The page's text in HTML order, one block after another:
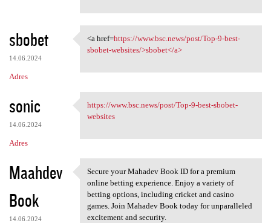
sbobet
14.06.2024
Adres
<a href=https://www.bsc.news
<a href=https://www.bsc.news/post/Top-9-best-
sbobet-websites/>sbobet</a>
sonic
14.06.2024
Adres
https://www.bsc.news/post/Top
https://www.bsc.news/post/Top-9-best-sbobet-
websites
Maahdev
Book
14.06.2024
Secure your Mahadev Book ID
Secure your Mahadev Book ID for a premium
online betting experience. Enjoy a variety of
betting options, including cricket and casino
games. Join Mahadev Book today for unparalleled
excitement and security.